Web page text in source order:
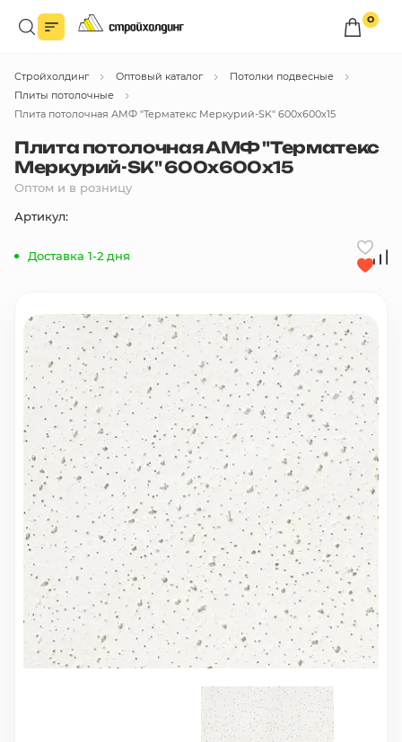
0
Войдите в личный кабинет
Вы сможете оформлять заказы
Каталог товаров
Избранное
Сравнение
В корзину
10 000 ₽
Минимальный заказ
+7(495) 988-86-47
sales@stroyholding.ru
Max
Телеграм
Доставка
Оплата
О компании
Все бренды
Контакты
Стройхолдинг Оптовый каталог
Потолки подвесные
Плиты потолочные
Плита потолочная АМФ "Терматекс Меркурий-SK" 600х600х15
Плита потолочная АМФ "Терматекс
Меркурий-SK" 600х600х15
Оптом и в розницу
Артикул:
Доставка 1-2 дня